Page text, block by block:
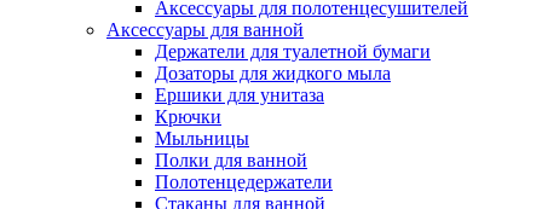
Аксессуары для полотенцесушителей
Аксессуары для ванной
Держатели для туалетной бумаги
Дозаторы для жидкого мыла
Ершики для унитаза
Крючки
Мыльницы
Полки для ванной
Полотенцедержатели
Стаканы для ванной